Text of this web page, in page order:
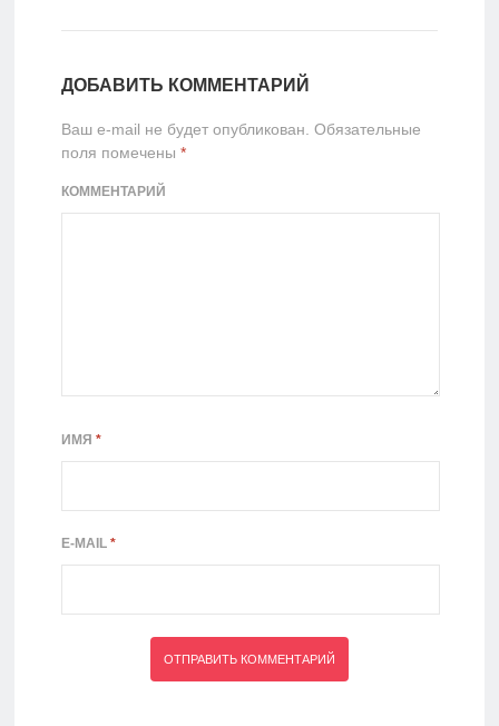
ДОБАВИТЬ КОММЕНТАРИЙ
Ваш e-mail не будет опубликован. Обязательные
поля помечены *
КОММЕНТАРИЙ
ИМЯ *
E-MAIL *